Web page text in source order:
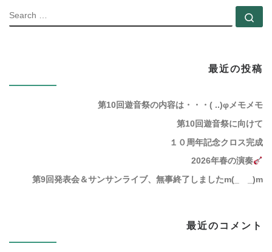
最近の投稿
第10回遊音祭の内容は・・・( ..)φメモメモ
第10回遊音祭に向けて
１０周年記念クロス完成
2026年春の演奏
第9回発表会＆サンサンライブ、無事終了しましたm(_ _)m
最近のコメント